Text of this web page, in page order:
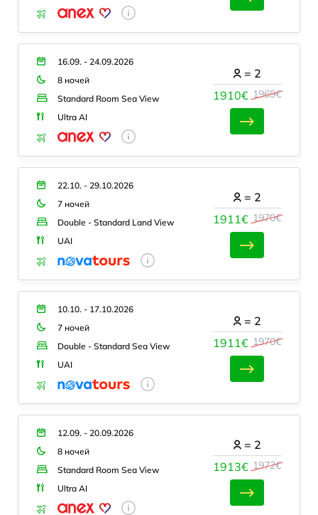
16.09. - 24.09.2026
8 ночей
Standard Room Sea View
Ultra AI
1910€ 1969€
= 2
22.10. - 29.10.2026
7 ночей
Double - Standard Land View
UAI
1911€ 1970€
= 2
10.10. - 17.10.2026
7 ночей
Double - Standard Sea View
UAI
1911€ 1970€
= 2
12.09. - 20.09.2026
8 ночей
Standard Room Sea View
Ultra AI
1913€ 1972€
= 2